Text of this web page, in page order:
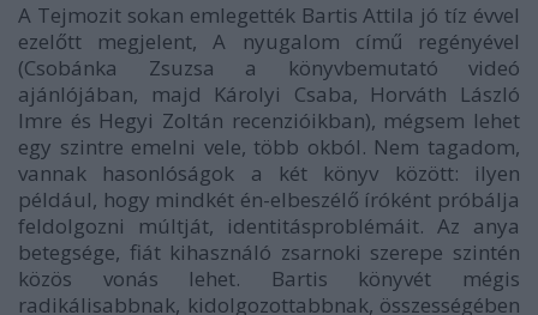
A Tejmozit sokan emlegették Bartis Attila jó tíz évvel
ezelőtt megjelent,A nyugalom című regényével
(Csobánka Zsuzsa a könyvbemutató videó
ajánlójában, majd Károlyi Csaba, Horváth László
Imre és Hegyi Zoltán recenzióikban), mégsem lehet
egy szintre emelni vele, több okból. Nem tagadom,
vannak hasonlóságok a két könyv között: ilyen
például, hogy mindkét én-elbeszélő íróként próbálja
feldolgozni múltját, identitásproblémáit. Az anya
betegsége, fiát kihasználó zsarnoki szerepe szintén
közös vonás lehet. Bartis könyvét mégis
radikálisabbnak, kidolgozottabbnak, összességében